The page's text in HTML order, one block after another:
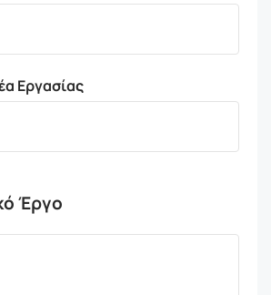
Εργασίας
Έργο